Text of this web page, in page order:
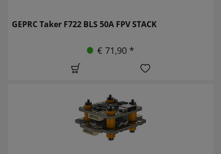
GEPRC Taker F722 BLS 50A FPV STACK
€ 71,90 *